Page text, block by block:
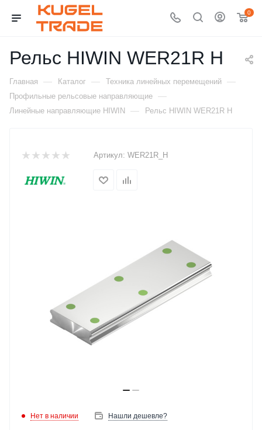
0
Рельс HIWIN WER21R H
Главная — Каталог — Техника линейных перемещений —
Профильные рельсовые направляющие —
Линейные направляющие HIWIN — Рельс HIWIN WER21R H
Артикул: WER21R_H
Нет в наличии Нашли дешевле?